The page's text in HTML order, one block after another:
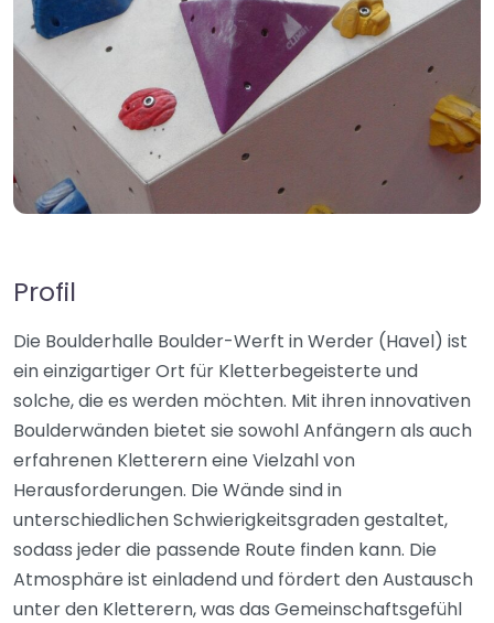
Profil
Die Boulderhalle Boulder-Werft in Werder (Havel) ist
ein einzigartiger Ort für Kletterbegeisterte und
solche, die es werden möchten. Mit ihren innovativen
Boulderwänden bietet sie sowohl Anfängern als auch
erfahrenen Kletterern eine Vielzahl von
Herausforderungen. Die Wände sind in
unterschiedlichen Schwierigkeitsgraden gestaltet,
sodass jeder die passende Route finden kann. Die
Atmosphäre ist einladend und fördert den Austausch
unter den Kletterern, was das Gemeinschaftsgefühl